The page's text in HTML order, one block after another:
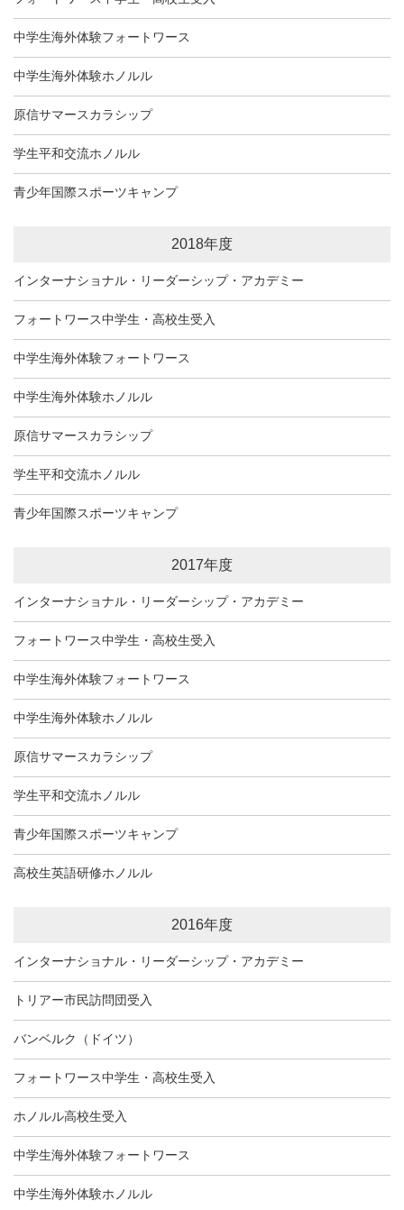
中学生海外体験フォートワース
中学生海外体験ホノルル
原信サマースカラシップ
学生平和交流ホノルル
青少年国際スポーツキャンプ
2018年度
インターナショナル・リーダーシップ・アカデミー
フォートワース中学生・高校生受入
中学生海外体験フォートワース
中学生海外体験ホノルル
原信サマースカラシップ
学生平和交流ホノルル
青少年国際スポーツキャンプ
2017年度
インターナショナル・リーダーシップ・アカデミー
フォートワース中学生・高校生受入
中学生海外体験フォートワース
中学生海外体験ホノルル
原信サマースカラシップ
学生平和交流ホノルル
青少年国際スポーツキャンプ
高校生英語研修ホノルル
2016年度
インターナショナル・リーダーシップ・アカデミー
トリアー市民訪問団受入
バンベルク（ドイツ）
フォートワース中学生・高校生受入
ホノルル高校生受入
中学生海外体験フォートワース
中学生海外体験ホノルル